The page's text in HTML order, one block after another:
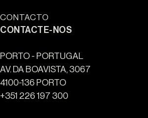
CONTACTO
CONTACTE-NOS
PORTO - PORTUGAL
AV. DA BOAVISTA, 3067
4100-136 PORTO
+351 226 197 300